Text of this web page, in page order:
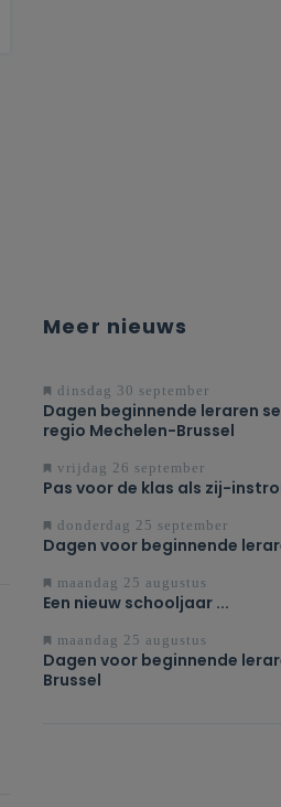
Meer nieuws
dinsdag 30 september
Dagen beginnende leraren
regio Mechelen-Brussel
vrijdag 26 september
Pas voor de klas als zij-
donderdag 25 september
Dagen voor beginnende
maandag 25 augustus
Een nieuw schooljaar ...
maandag 25 augustus
Dagen voor beginnende
Brussel